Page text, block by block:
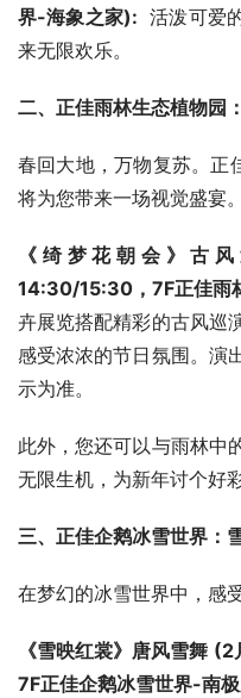
界-海象之家):
活泼可爱
来无限欢乐。
二、正佳雨林生态植物园
春回大地，万物复苏。正
将为您带来一场视觉盛宴。
《绮梦花朝会》古
14:30/15:30，7F正佳雨
卉展览搭配精彩的古风巡
感受浓浓的节日氛围。演
示为准。
此外，您还可以与雨林中
无限生机，为新年讨个好彩
三、正佳企鹅冰雪世界：
在梦幻的冰雪世界中，感
《雪映红裳》唐风雪舞
7F正佳企鹅冰雪世界-南